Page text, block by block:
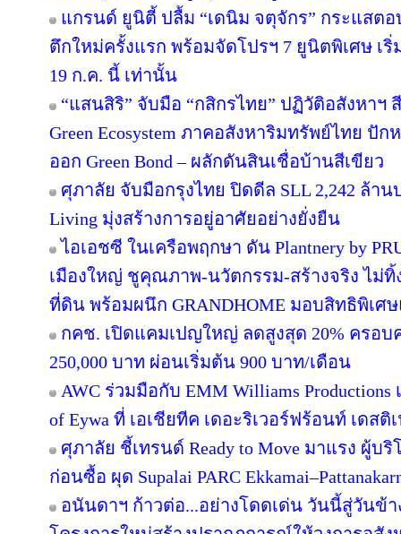
แกรนด์ ยูนิตี้ ปลื้ม “เดนิม จตุจักร” กระแสตอ
ตึกใหม่ครั้งแรก พร้อมจัดโปรฯ 7 ยูนิตพิเศษ เริ่
19 ก.ค. นี้ เท่านั้น
“แสนสิริ” จับมือ “กสิกรไทย” ปฏิวัติอสังหาฯ
Green Ecosystem ภาคอสังหาริมทรัพย์ไทย ปัก
ออก Green Bond – ผลักดันสินเชื่อบ้านสีเขียว
ศุภาลัย จับมือกรุงไทย ปิดดีล SLL 2,242 ล้าน
Living มุ่งสร้างการอยู่อาศัยอย่างยั่งยืน
ไอเอชซี ในเครือพฤกษา ดัน Plantnery by
เมืองใหญ่ ชูคุณภาพ-นวัตกรรม-สร้างจริง ไม่ทิ้
ที่ดิน พร้อมผนึก GRANDHOME มอบสิทธิพิเศ
กคช. เปิดแคมเปญใหญ่ ลดสูงสุด 20% ครอบ
250,000 บาท ผ่อนเริ่มต้น 900 บาท/เดือน
AWC ร่วมมือกับ EMM Williams Productions
of Eywa ที่ เอเชียทีค เดอะริเวอร์ฟร้อนท์ เดสติ
ศุภาลัย ชี้เทรนด์ Ready to Move มาแรง ผู้
ก่อนซื้อ ผุด Supalai PARC
อนันดาฯ ก้าวต่อ...อย่างโดดเด่น วันนี้สู่วันข้